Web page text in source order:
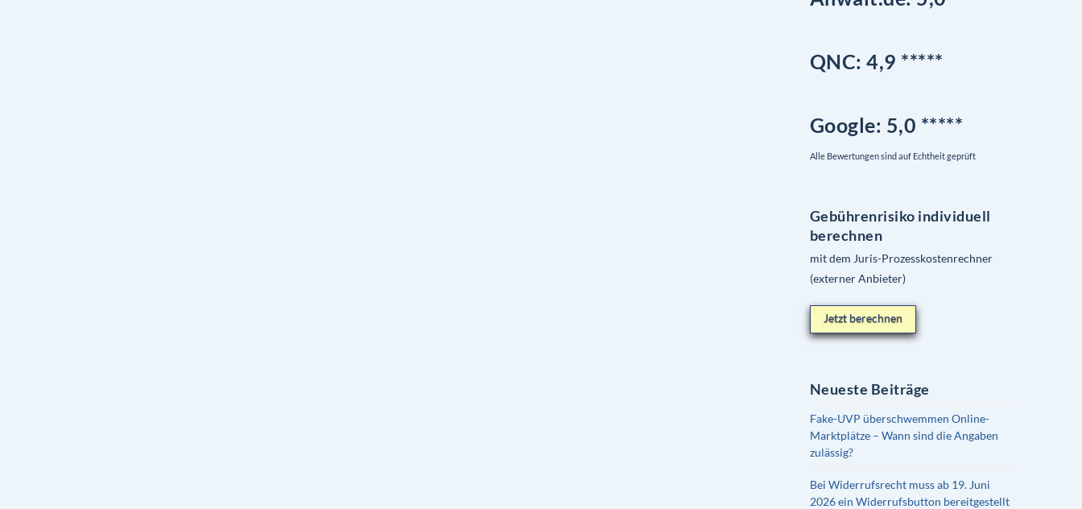
QNC: 4,9 *****
Google: 5,0 *****
Alle Bewertungen sind auf Echtheit geprüft
Gebührenrisiko individuell
berechnen
mit dem Juris-Prozesskostenrechner
(externer Anbieter)
Jetzt berechnen
Neueste Beiträge
Fake-UVP überschwemmen Online-
Marktplätze – Wann sind die Angaben
zulässig?
Bei Widerrufsrecht muss ab 19. Juni
2026 ein Widerrufsbutton bereitgestellt